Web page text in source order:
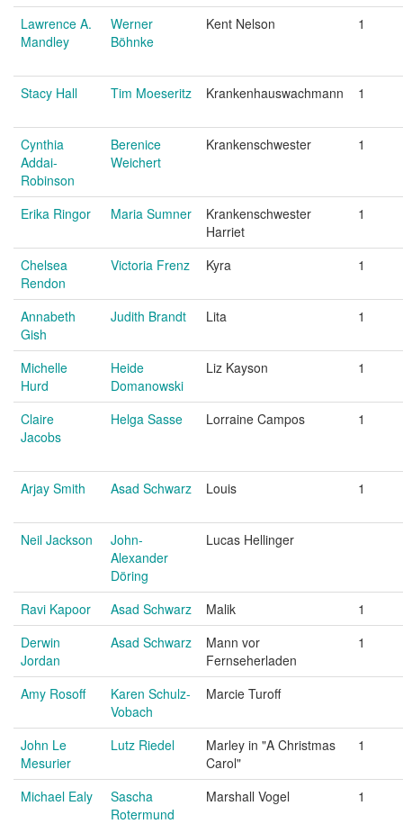
Lawrence A.
Mandley
Werner
Böhnke
Kent Nelson 1
Stacy Hall Tim Moeseritz Krankenhauswachmann 1
Cynthia
Addai-
Robinson
Berenice
Weichert
Krankenschwester 1
Erika Ringor Maria Sumner
Krankenschwester
Harriet
1
Chelsea
Rendon
Victoria Frenz Kyra 1
Annabeth
Gish
Judith Brandt Lita 1
Michelle
Hurd
Heide
Domanowski
Liz Kayson 1
Claire
Jacobs
Helga Sasse Lorraine Campos 1
Arjay Smith Asad Schwarz Louis 1
Neil Jackson
John-
Alexander
Döring
Lucas Hellinger
Ravi Kapoor Asad Schwarz Malik
1
Derwin
Jordan
Asad Schwarz
Mann vor
Fernseherladen
1
Amy Rosoff
Karen Schulz-
Vobach
Marcie Turoff
John Le
Mesurier
Lutz Riedel
Marley in "A Christmas
Carol"
1
Michael Ealy
Sascha
Rotermund
Marshall Vogel 1